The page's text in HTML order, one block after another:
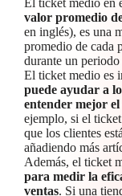
El ticket medio en
valor promedio
en inglés), es una
promedio de cada
durante un
El ticket medio es
puede ayudar a
entender mejor
ejemplo, si el
que los clientes
añadiendo más
Además, el ticket
para medir la
ventas. Si una